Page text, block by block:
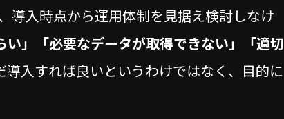
入時点から運用体制を見据え検討しなけ
い」「必要なデータが取得できない」「適切
導入すれば良いというわけではなく、目的に